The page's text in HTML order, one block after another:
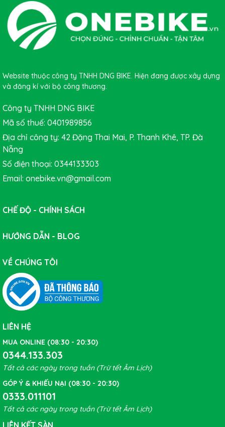
Website thuộc công ty TNHH DNG BIKE. Hiện đang được xây dựng
và đăng kí với bộ công thương.
Công ty TNHH DNG BIKE
Mã số thuế: 0401989856
Địa chỉ công ty: 42 Đặng Thai Mai, P. Thanh Khê, TP. Đà
Nẵng
Số điện thoại: 0344133303
Email: onebike.vn@gmail.com
CHẾ ĐỘ - CHÍNH SÁCH
HƯỚNG DẪN - BLOG
VỀ CHÚNG TÔI
LIÊN HỆ
MUA ONLINE (08:30 - 20:30)
0344.133.303
Tất cả các ngày trong tuần (Trừ tết Âm Lịch)
GÓP Ý & KHIẾU NẠI (08:30 - 20:30)
0333.011101
Tất cả các ngày trong tuần (Trừ tết Âm Lịch)
LIÊN KẾT SÀN